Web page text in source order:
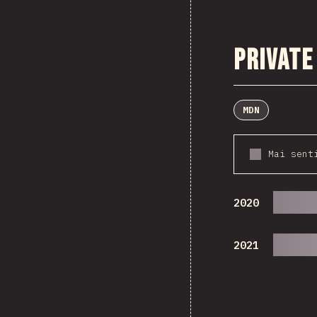
MDN
Mai
2020
2021